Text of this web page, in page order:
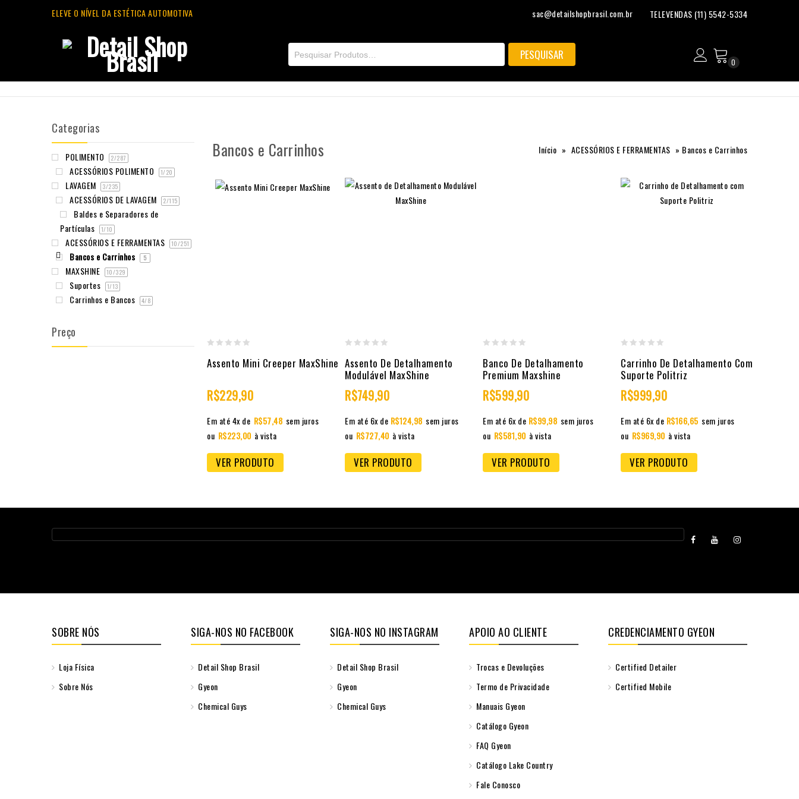
ELEVE O NÍVEL DA ESTÉTICA AUTOMOTIVA sac@detailshopbrasil.com.br TELEVENDAS (11) 5542-5334
0
Bancos e Carrinhos Início » ACESSÓRIOS E FERRAMENTAS » Bancos e Carrinhos
out
5
Assento Mini Creeper MaxShine
R$229,90
Em até 4x de R$57,48 sem juros
ou R$223,00 à vista
VER PRODUTO
out
5
Assento De Detalhamento
Modulável MaxShine
R$749,90
Em até 6x de R$124,98 sem juros
ou R$727,40 à vista
VER PRODUTO
out
5
Banco De Detalhamento
Premium Maxshine
R$599,90
Em até 6x de R$99,98 sem juros
ou R$581,90 à vista
VER PRODUTO
out
5
Carrinho De Detalhamento Com
Suporte Politriz
R$999,90
Em até 6x de R$166,65 sem juros
ou R$969,90 à vista
VER PRODUTO
Categorias
POLIMENTO 2/287
ACESSÓRIOS POLIMENTO 1/20
LAVAGEM 3/235
ACESSÓRIOS DE LAVAGEM 2/115
Baldes e Separadores de
Partículas
1/10
ACESSÓRIOS E FERRAMENTAS 10/251
Bancos e Carrinhos 5
MAXSHINE 10/329
Suportes 1/13
Carrinhos e Bancos 4/8
Preço
SOBRE NÓS
Loja Física
Sobre Nós
SIGA-NOS NO FACEBOOK
Detail Shop Brasil
Gyeon
Chemical Guys
SIGA-NOS NO INSTAGRAM
Detail Shop Brasil
Gyeon
Chemical Guys
APOIO AO CLIENTE
Trocas e Devoluções
Termo de Privacidade
Manuais Gyeon
Catálogo Gyeon
FAQ Gyeon
Catálogo Lake Country
Fale Conosco
CREDENCIAMENTO GYEON
Certified Detailer
Certified Mobile